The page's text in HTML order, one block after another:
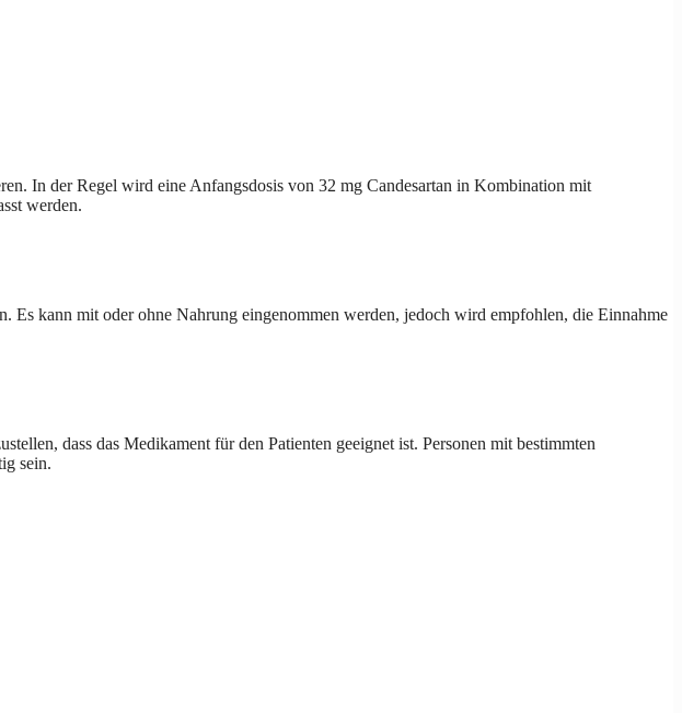
In der Regel wird eine Anfangsdosis von 32 mg Candesartan in Kombination mit
werden.
Es kann mit oder ohne Nahrung eingenommen werden, jedoch wird empfohlen, die Einnahme
dass das Medikament für den Patienten geeignet ist. Personen mit bestimmten
sein.